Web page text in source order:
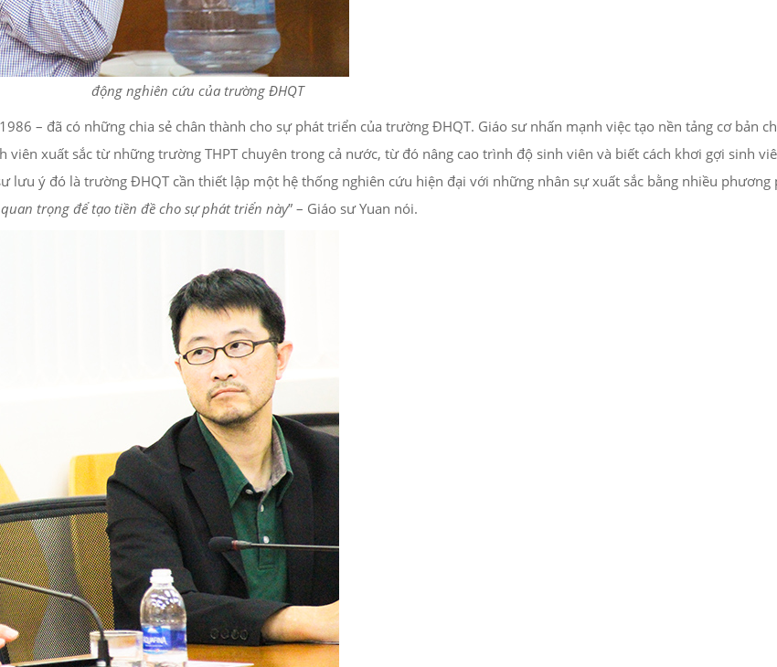
động nghiên cứu của trường ĐHQT
– đã có những chia sẻ chân thành cho sự phát triển của trường ĐHQT. Giáo sư nhấn mạnh việc tạo nền tảng cơ bản
xuất sắc từ những trường THPT chuyên trong cả nước, từ đó nâng cao trình độ sinh viên và biết cách khơi gợi sinh
lưu ý đó là trường ĐHQT cần thiết lập một hệ thống nghiên cứu hiện đại với những nhân sự xuất sắc bằng nhiều phương
trọng để tạo tiền đề cho sự phát triển này” – Giáo sư Yuan nói.